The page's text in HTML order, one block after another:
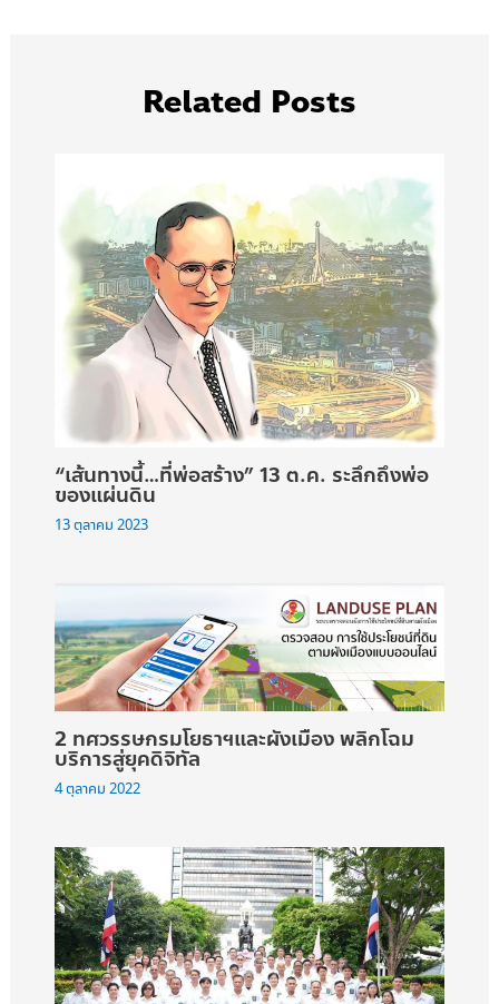
Related Posts
“เส้นทางนี้…ที่พ่อสร้าง” 13 ต.ค. ระลึกถึงพ่อ
ของแผ่นดิน
13 ตุลาคม 2023
2 ทศวรรษกรมโยธาฯและผังเมือง พลิกโฉม
บริการสู่ยุคดิจิทัล
4 ตุลาคม 2022